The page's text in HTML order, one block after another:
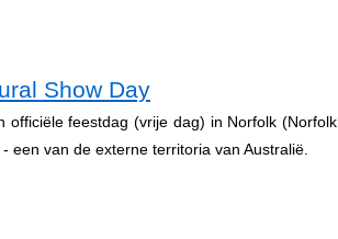
Show Day
officiële feestdag (vrije dag) in Norfolk (Norfolk
een van de externe territoria van Australië.